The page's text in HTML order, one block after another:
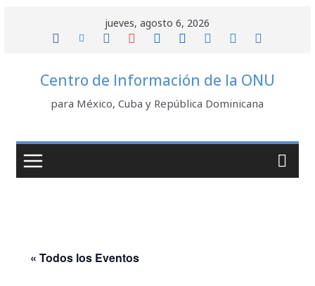
jueves, agosto 6, 2026
Centro de Información de la ONU
para México, Cuba y República Dominicana
« Todos los Eventos